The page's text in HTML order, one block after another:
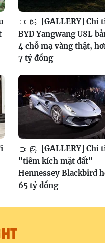
[GALLERY] Chi
BYD Yangwang U8L
4 chỗ mạ vàng thật,
7 tỷ đồng
[GALLERY] Chi
"tiêm kích mặt đất"
Hennessey Blackbird
65 tỷ đồng